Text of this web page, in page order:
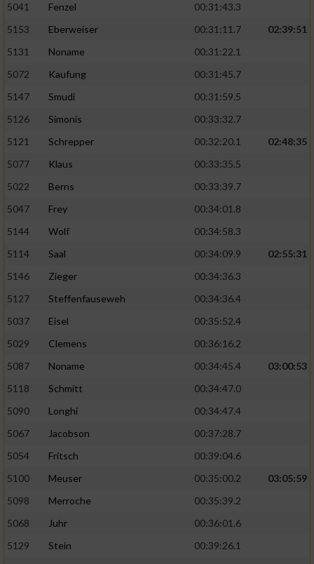
5041
Fenzel
00:31:43.3
5153
Eberweiser 00:31:11.7
02:39:51
5131
Noname
00:31:22.1
5072
Kaufung
00:31:45.7
5147
Smudi
00:31:59.5
5126
Simonis
00:33:32.7
5121
Schrepper 00:32:20.1
02:48:35
5077
Klaus
00:33:35.5
5022
Berns
00:33:39.7
5047
Frey
00:34:01.8
5144
Wolf
00:34:58.3
5114
Saal 00:34:09.9
02:55:31
5146
Zieger
00:34:36.3
5127
Steffenfauseweh
00:34:36.4
5037
Eisel
00:35:52.4
5029
Clemens
00:36:16.2
5087
Noname 00:34:45.4
03:00:53
5118
Schmitt
00:34:47.0
5090
Longhi
00:34:47.4
5067
Jacobson
00:37:28.7
5054
Fritsch
00:39:04.6
5100
Meuser 00:35:00.2
03:05:59
5098
Merroche
00:35:39.2
5068
Juhr
00:36:01.6
5129
Stein
00:39:26.1